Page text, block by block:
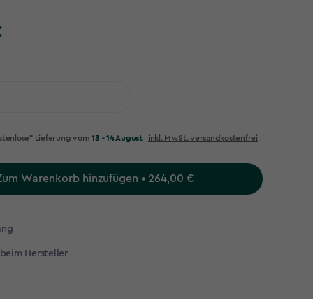
Lieferung vom13 - 14 August inkl. MwSt. versandkostenfrei
Warenkorb hinzufügen • 264,00 €
Hersteller